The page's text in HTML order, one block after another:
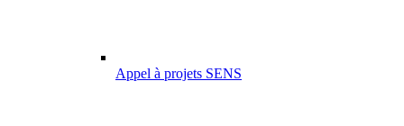
Appel à projets SENS